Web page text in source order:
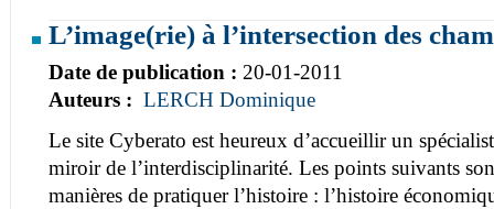
L’image(rie) à l’intersection des
Date de publication : 20-01-2011
Auteurs : LERCH Dominique
Le site Cyberato est heureux d’accueillir un
miroir de l’interdisciplinarité. Les points suivants
manières de pratiquer l’histoire : l’histoire